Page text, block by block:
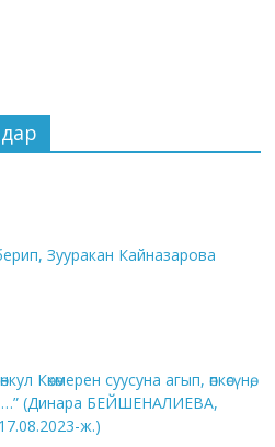
Зууракан Кайназарова
Көкөмерен суусуна агып, өпкөсүнө,
(Динара БЕЙШЕНАЛИЕВА,
ж.)